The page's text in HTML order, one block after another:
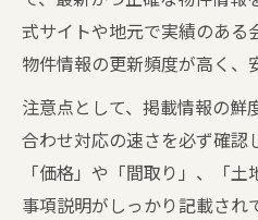
式サイトや地元で実績のある
物件情報の更新頻度が高く、
注意点として、掲載情報の鮮
合わせ対応の速さを必ず確認
「価格」や「間取り」、「
事項説明がしっかり記載され